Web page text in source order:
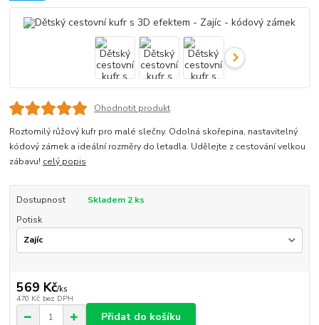
Ohodnotit produkt
Roztomilý růžový kufr pro malé slečny. Odolná skořepina, nastavitelný
kódový zámek a ideální rozměry do letadla. Udělejte z cestování velkou
zábavu! celý popis
Dostupnost
Skladem 2 ks
Potisk
569 Kč/ks
470 Kč bez DPH
Přidat do košíku